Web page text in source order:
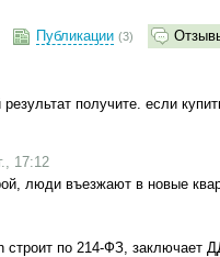
Публикации (3)
получите. если
17:12
люди въезжают в новые
строит по 214-ФЗ,